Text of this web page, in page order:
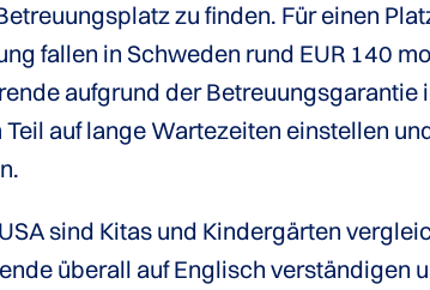
zu finden. Für einen
fallen in Schweden rund EUR 140
aufgrund der Betreuungsgarantie
auf lange Wartezeiten einstellen
sind Kitas und Kindergärten
überall auf Englisch verständigen